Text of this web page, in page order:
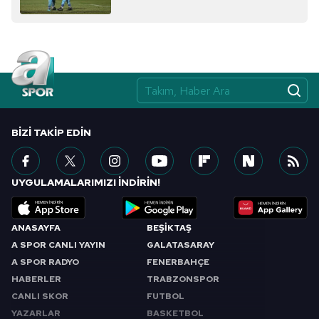
ANASAYFA
A SPOR CANLI YAYIN
A SPOR RADYO
HABERLER
CANLI SKOR
YAZARLAR
BEŞİKTAŞ
GALATASARAY
FENERBAHÇE
TRABZONSPOR
FUTBOL
BASKETBOL
BIZI TAKIP EDIN
UYGULAMALARIMIZI İNDİRİN!